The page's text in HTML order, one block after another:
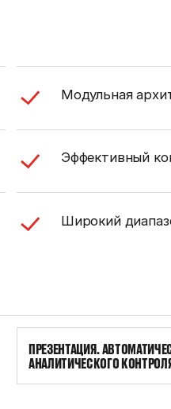
Модульная
Эффективный
Широкий
ПРЕЗЕНТАЦИЯ.
АНАЛИТИЧЕСКОГО